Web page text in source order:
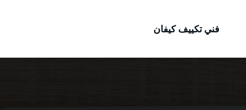
فني تكييف كيفان